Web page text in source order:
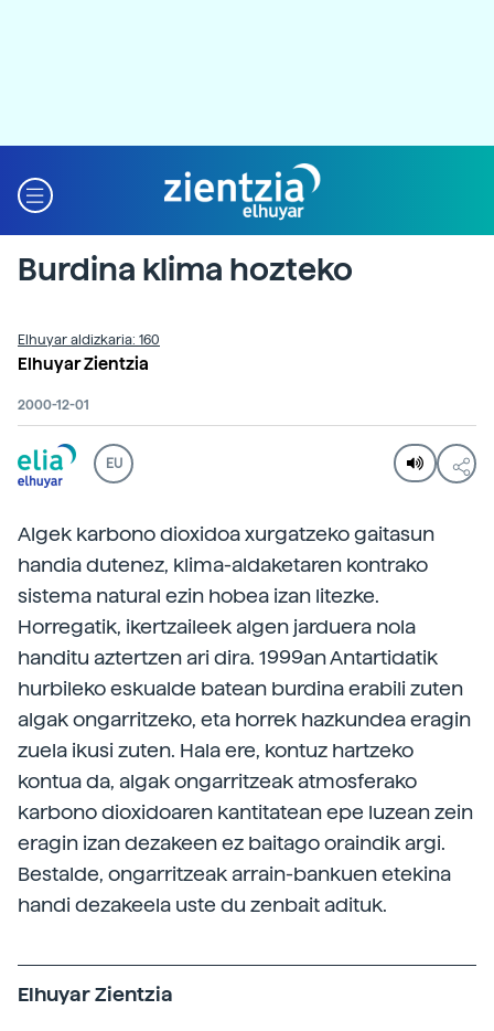
Burdina klima hozteko
Elhuyar aldizkaria: 160
Elhuyar Zientzia
2000-12-01
EU
Algek karbono dioxidoa xurgatzeko gaitasun
handia dutenez, klima-aldaketaren kontrako
sistema natural ezin hobea izan litezke.
Horregatik, ikertzaileek algen jarduera nola
handitu aztertzen ari dira. 1999an Antartidatik
hurbileko eskualde batean burdina erabili zuten
algak ongarritzeko, eta horrek hazkundea eragin
zuela ikusi zuten. Hala ere, kontuz hartzeko
kontua da, algak ongarritzeak atmosferako
karbono dioxidoaren kantitatean epe luzean zein
eragin izan dezakeen ez baitago oraindik argi.
Bestalde, ongarritzeak arrain-bankuen etekina
handi dezakeela uste du zenbait adituk.
Elhuyar Zientzia